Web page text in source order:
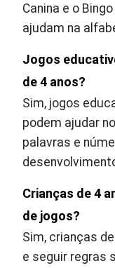
Canina e o
ajudam na
Jogos
de 4 anos?
Sim, jogos
podem ajudar
palavras e
Crianças de 4
de jogos?
Sim, crianças
e seguir regras